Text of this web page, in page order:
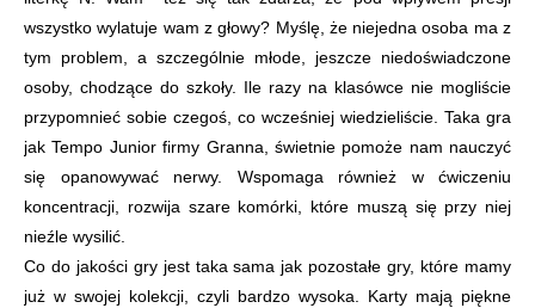
wszystko wylatuje wam z głowy? Myślę, że niejedna osoba ma z
tym problem, a szczególnie młode, jeszcze niedoświadczone
osoby, chodzące do szkoły. Ile razy na klasówce nie mogliście
przypomnieć sobie czegoś, co wcześniej wiedzieliście. Taka gra
jak Tempo Junior firmy Granna, świetnie pomoże nam nauczyć
się opanowywać nerwy. Wspomaga również w ćwiczeniu
koncentracji, rozwija szare komórki, które muszą się przy niej
nieźle wysilić.
Co do jakości gry jest taka sama jak pozostałe gry, które mamy
już w swojej kolekcji, czyli bardzo wysoka. Karty mają piękne